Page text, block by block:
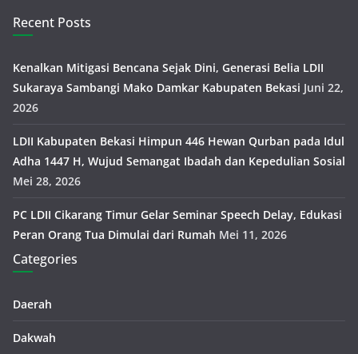
Recent Posts
Kenalkan Mitigasi Bencana Sejak Dini, Generasi Belia LDII
Sukaraya Sambangi Mako Damkar Kabupaten Bekasi Juni 22,
2026
LDII Kabupaten Bekasi Himpun 446 Hewan Qurban pada Idul
Adha 1447 H, Wujud Semangat Ibadah dan Kepedulian Sosial
Mei 28, 2026
PC LDII Cikarang Timur Gelar Seminar Speech Delay, Edukasi
Peran Orang Tua Dimulai dari Rumah Mei 11, 2026
Categories
Daerah
Dakwah